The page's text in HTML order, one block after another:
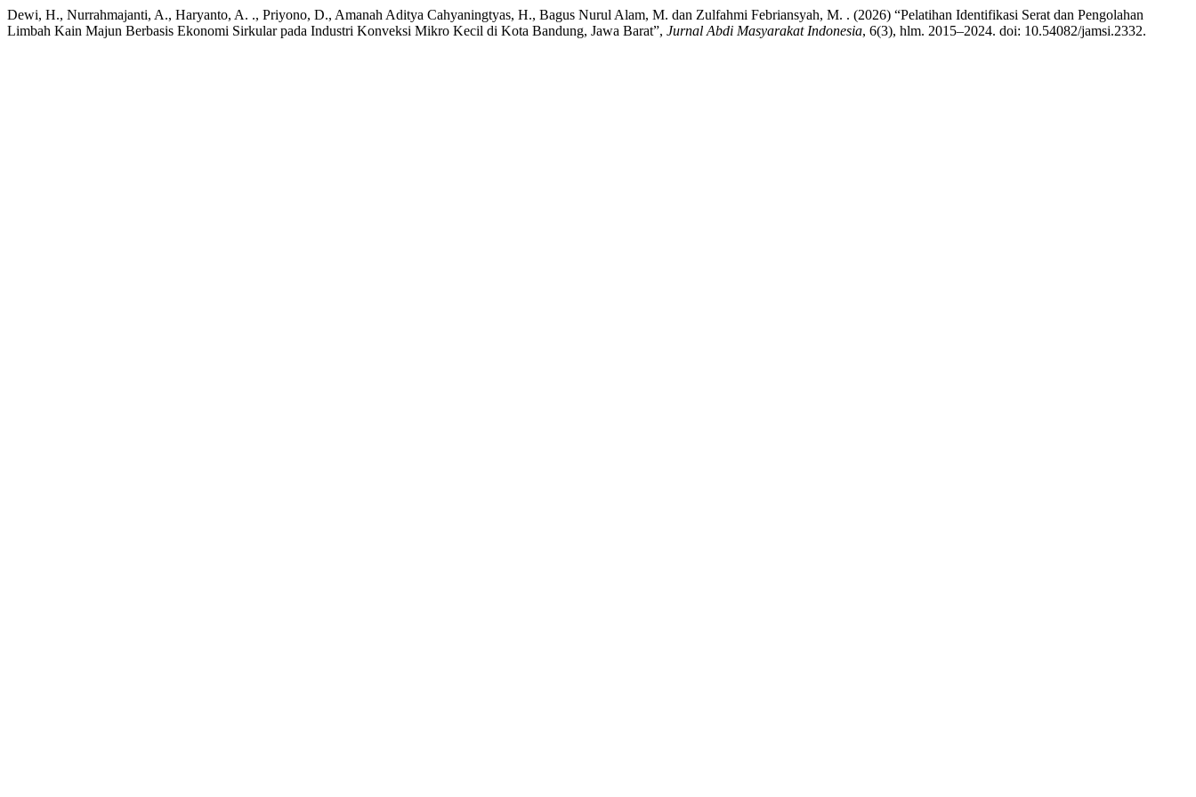
Dewi, H., Nurrahmajanti, A., Haryanto, A. ., Priyono, D., Amanah Aditya Cahyaningtyas, H., Bagus Nurul Alam, M. dan Zulfahmi Febriansyah, M. . (2026) “Pelatihan Identifikasi Serat dan Pengolahan
Limbah Kain Majun Berbasis Ekonomi Sirkular pada Industri Konveksi Mikro Kecil di Kota Bandung, Jawa Barat”, Jurnal Abdi Masyarakat Indonesia, 6(3), hlm. 2015–2024. doi: 10.54082/jamsi.2332.